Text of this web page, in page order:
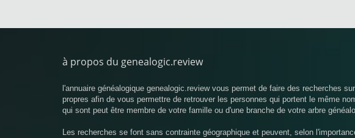
à propos du genealogic.review
l'annuaire généalogique genealogic.review vous permet de faire des recherches
propres afin de vous permettre de retrouver les personnes qui portent le même
qui sont peut être membre de votre famille ou d'une branche de votre arbre
Les recherches se font sans contrainte géographique et peuvent, selon